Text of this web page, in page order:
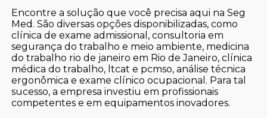
Encontre a solução que você precisa aqui na Seg
Med. São diversas opções disponibilizadas, como
clínica de exame admissional, consultoria em
segurança do trabalho e meio ambiente, medicina
do trabalho rio de janeiro em Rio de Janeiro, clínica
médica do trabalho, ltcat e pcmso, análise técnica
ergonômica e exame clínico ocupacional. Para tal
sucesso, a empresa investiu em profissionais
competentes e em equipamentos inovadores.